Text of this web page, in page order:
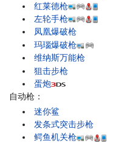
红莱德枪
左轮手枪
凤凰爆破枪
玛瑙爆破枪
维纳斯万能枪
狙击步枪
蛋炮
自动枪：
迷你鲨
发条式突击步枪
鳄鱼机关枪